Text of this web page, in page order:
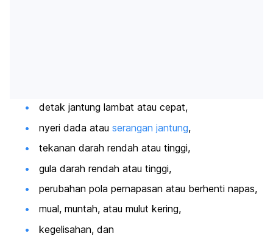
detak jantung lambat atau cepat,
nyeri dada atau serangan jantung,
tekanan darah rendah atau tinggi,
gula darah rendah atau tinggi,
perubahan pola pernapasan atau berhenti napas,
mual, muntah, atau mulut kering,
kegelisahan, dan